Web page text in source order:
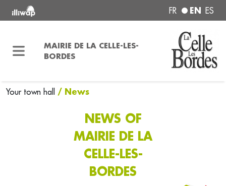
FR EN ES
MAIRIE DE LA CELLE-LES-
BORDES
Your town hall / News
NEWS OF
MAIRIE DE LA
CELLE-LES-
BORDES